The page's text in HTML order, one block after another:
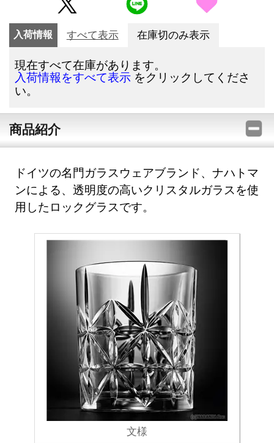
入荷情報 すべて表示 在庫切のみ表示
現在すべて在庫があります。
入荷情報をすべて表示 をクリックしてくださ
い。
商品紹介
ドイツの名門ガラスウェアブランド、ナハトマ
ンによる、透明度の高いクリスタルガラスを使
用したロックグラスです。
文様